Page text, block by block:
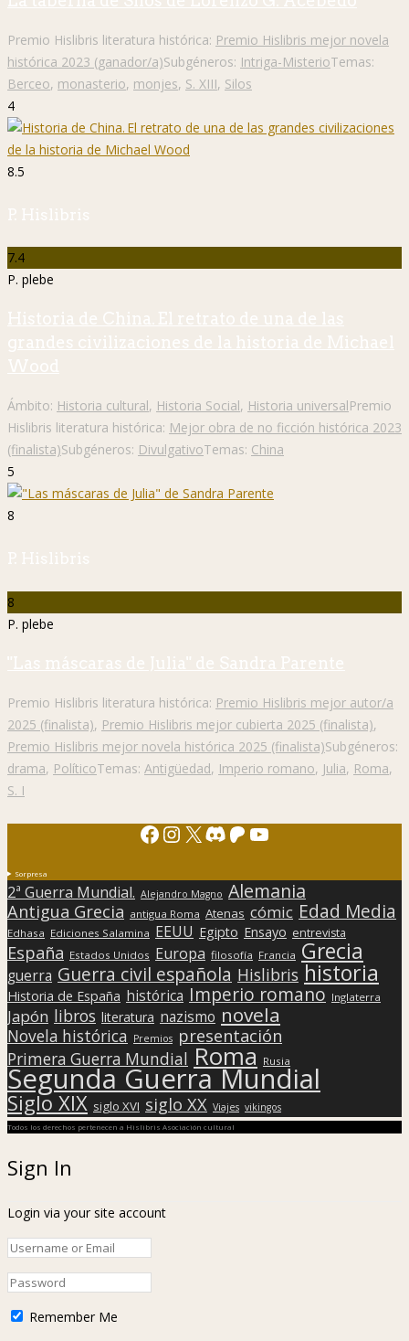
Premio Hislibris literatura histórica: Premio Hislibris mejor novela
histórica 2023 (ganador/a)Subgéneros: Intriga-MisterioTemas:
Berceo, monasterio, monjes, S. XIII, Silos
4
8.5
P. Hislibris
7.4
P. plebe
Historia de China. El retrato de una de las
grandes civilizaciones de la historia de Michael
Wood
Ámbito: Historia cultural, Historia Social, Historia universalPremio
Hislibris literatura histórica: Mejor obra de no ficción histórica 2023
(finalista)Subgéneros: DivulgativoTemas: China
5
8
P. Hislibris
8
P. plebe
"Las máscaras de Julia" de Sandra Parente
Premio Hislibris literatura histórica: Premio Hislibris mejor autor/a
2025 (finalista), Premio Hislibris mejor cubierta 2025 (finalista),
Premio Hislibris mejor novela histórica 2025 (finalista)Subgéneros:
drama, PolíticoTemas: Antigüedad, Imperio romano, Julia, Roma,
S. I
Facebook
Instagram
X Discord
Patreon
YouTube
Sorpresa
2ª Guerra Mundial. Alejandro Magno Alemania
Antigua Grecia antigua Roma Atenas cómic Edad Media
Edhasa Ediciones Salamina EEUU Egipto Ensayo entrevista
España Estados Unidos Europa filosofía Francia Grecia
guerra Guerra civil española Hislibris historia
Historia de España histórica Imperio romano Inglaterra
Japón libros literatura nazismo novela
Novela histórica Premios presentación
Primera Guerra Mundial Roma Rusia
Segunda Guerra Mundial
Siglo XIX siglo XVI siglo XX Viajes vikingos
Todos los derechos pertenecen a Hislibris Asociación cultural
Sign In
Login via your site account
Remember Me